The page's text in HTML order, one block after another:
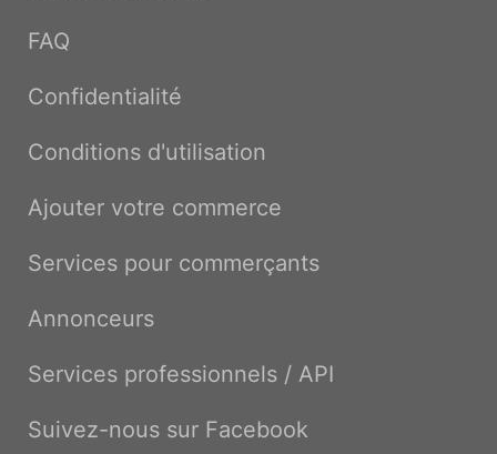
FAQ
Confidentialité
Conditions d'utilisation
Ajouter votre commerce
Services pour commerçants
Annonceurs
Services professionnels / API
Suivez-nous sur Facebook